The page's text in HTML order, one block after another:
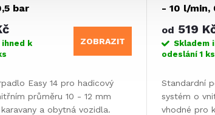
bar
ihned k
ZOBRAZIT
Easy 14 pro hadicový
průměru 10 - 12 mm
a obytná vozidla.
- 10 l/min,
od 519
Skladem
odeslání1 ks
Standardní
systém o
vhodné pro